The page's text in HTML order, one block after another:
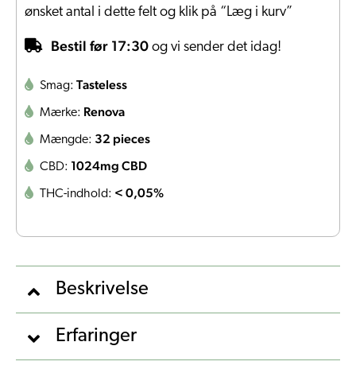
ønsket antal i dette felt og klik på “Læg i kurv”
Bestil før 17:30 og vi sender det idag!
Smag: Tasteless
Mærke: Renova
Mængde: 32 pieces
CBD: 1024mg CBD
THC-indhold: < 0,05%
Beskrivelse
Erfaringer